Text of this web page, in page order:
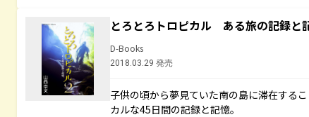
とろとろトロピカル ある旅の記録
D-Books
2018.03.29 発売
子供の頃から夢見ていた南の島に滞在する
カルな45日間の記録と記憶。